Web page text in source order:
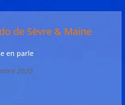
de Sèvre & Maine
en parle
2020